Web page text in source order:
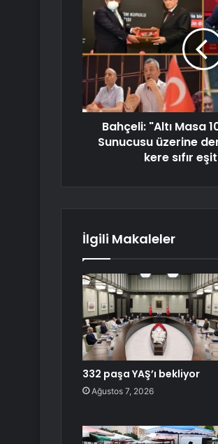
Bahçeli: "Altı Masa
Sunucusu üzerine
kere sıfır
İlgili Makaleler
332 paşa YAŞ’ı bekliyor
Ağustos 7, 2026